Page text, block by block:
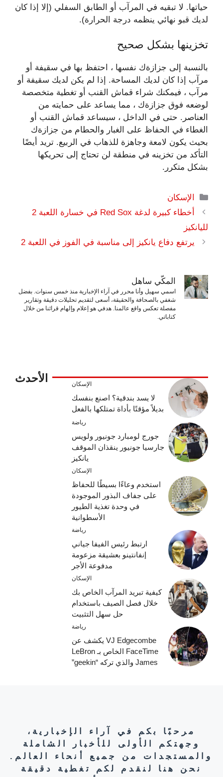
حياتها. لا تبقيه في المرآب أو الطابق السفلي (إلا إذا كان
لديك قبو نهائي ينظمه درجة الحرارة).
تخزينها بشكل صحيح
بالنسبة إلى جزازةك نفسها ، احتفظ بها في سقيفة أو
مرآب إذا كان لديك المساحة. إذا لم يكن لديك سقيفة أو
مرآب ، فيمكنك شراء قماش القنب أو تغطية متخصصة
لوضعه فوق جزازةك ، مما يساعد على حمايته من
العناصر. حتى في الداخل ، سيساعد قماش القنب أو
الغطاء في الحفاظ على الغبار والحطام من جزازةك
بحيث يكون لامعة وجاهزة للذهاب في الربيع. تريد أيضًا
التأكد من تخزينه في منطقة لن تحتاج إلى تحريكها
بشكل متكرر.
التصنيفات
الإسكان
أخطاء كبيرة لدغة Red Sox في خسارة اللعبة 2
لليانكيز
يرتفع دفاع يانكيز إلى مناسبة في الفوز في اللعبة 2
المكّي ساهل
اسمي سهيل وأنا محرر في آراء الإخبارية منذ خمس سنوات. بفضل
شغفي بالصحافة والحقيقة، أسعى لتقديم تحليلات دقيقة وتقارير
مفصلة تعكس واقع عالمنا. هدفي هو إعلام وإلهام قرائنا من خلال
كتاباتي.
الأحدث الإسكان
لا يسد بندقية؟ اصنع بنفسك
بديلاً مؤقتًا بأداة تمتلكها بالفعل
رياضة
جورج لومبارد جونيور ولويس
جارسيا جونيور ينقذان الموقف
يانكيز
الإسكان
استخدم وعاءًا بسيطًا للحفاظ
على جفاف البذور الموجودة
في وحدة تغذية الطيور
الأسطوانية
رياضة
ارتبط رئيس الفيفا جياني
إنفانتينو بعشيقة مزعومة
مدفوعة الأجر
الإسكان
كيفية تبريد المرآب الخاص بك
خلال فصل الصيف باستخدام
حل سهل التثبيت
رياضة
VJ Edgecombe يكشف عن
FaceTime الخاص بـ LeBron
James والذي تركه “geekin”
مرحبًا بكم في آراء الإخبارية،
وجهتكم الأولى للأخبار الشاملة
والمستجدات من جميع أنحاء العالم.
نحن هنا لنقدم لكم تغطية دقيقة